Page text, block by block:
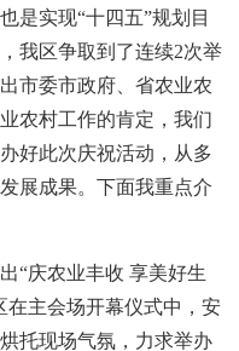
实现“十四五”规划目
我区争取到了连续2次举
市委市政府、省农业农
农村工作的肯定，我们
好此次庆祝活动，从多
展成果。下面我重点介
庆农业丰收 享美好生
在主会场开幕仪式中，安
托现场气氛，力求举办